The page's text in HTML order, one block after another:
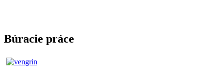
Búracie práce